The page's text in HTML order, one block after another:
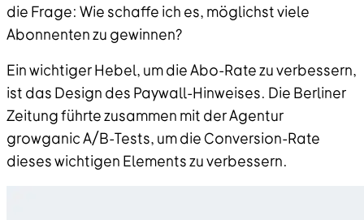
die Frage: Wie schaffe ich es, möglichst viele
Abonnenten zu gewinnen?
Ein wichtiger Hebel, um die Abo-Rate zu verbessern,
ist das Design des Paywall-Hinweises. Die Berliner
Zeitung führte zusammen mit der Agentur
growganic A/B-Tests, um die Conversion-Rate
dieses wichtigen Elements zu verbessern.